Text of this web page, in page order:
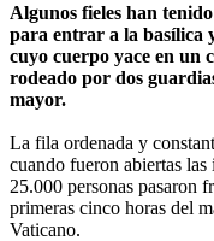
Algunos fieles han
para entrar a la basílica
cuyo cuerpo yace en un
rodeado por dos
mayor.
La fila ordenada y
cuando fueron abiertas las
25.000 personas pasaron
primeras cinco horas del
Vaticano.